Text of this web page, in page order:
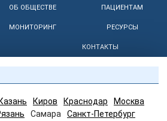
ОБ ОБЩЕСТВЕ ПАЦИЕНТАМ
МОНИТОРИНГ РЕСУРСЫ
КОНТАКТЫ
Казань Киров Краснодар
Москва
Самара
Санкт-Петербург